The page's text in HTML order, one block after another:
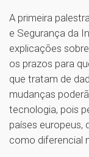
A primeira
e Segurança da
explicações
os prazos para
que tratam de
mudanças
tecnologia, pois
países europeus,
como diferencial